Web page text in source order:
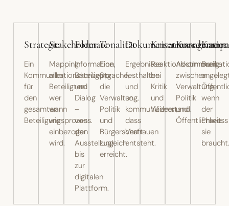
Strategie
Ein
Kommunikationskonzept
für
den
gesamten
Beteiligungsprozess.
Stakeholder
Mapping
aller
Beteiligten:
wer
wann
wie
einbezogen
wird.
Formate
Information,
Beteiligung
und
Dialog
–
von
der
Ausstellung
bis
zur
digitalen
Plattform.
Tonalität
Eine
Sprache,
die
Verwaltung,
Politik
und
Bürgerschaft
zugleich
erreicht.
Dokumentation
Ergebnisse
festhalten
und
so
kommunizieren,
dass
Vertrauen
entsteht.
Krisenmanagement
bei
Kritik
und
Widerstand.
Koordination
Abstimmung
zwischen
Verwaltung,
Politik
und
Öffentlichkeit.
Breit
wenn
der
Prozess
sie
braucht.